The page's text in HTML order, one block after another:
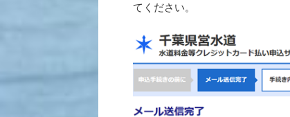
てください。